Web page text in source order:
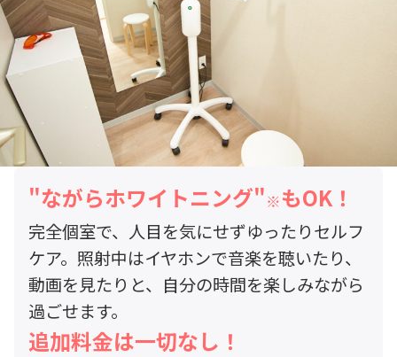
"ながらホワイトニング"※もOK！
完全個室で、人目を気にせずゆったりセルフ
ケア。照射中はイヤホンで音楽を聴いたり、
動画を見たりと、自分の時間を楽しみながら
過ごせます。
追加料金は一切なし！